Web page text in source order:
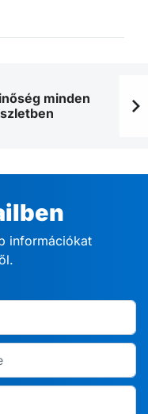
minden
információkat